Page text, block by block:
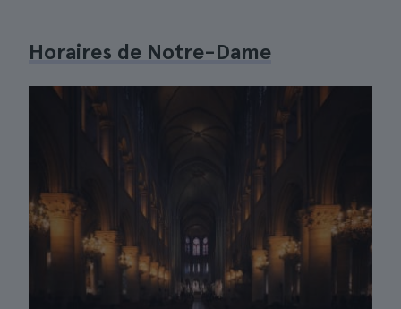
Horaires de Notre-Dame